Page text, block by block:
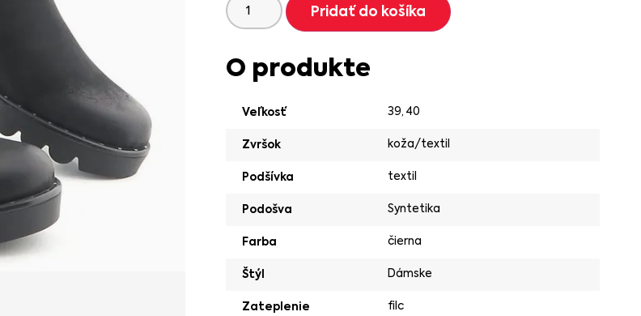
Pridať do košíka
O produkte
Veľkosť 39,40
Zvršok koža/textil
Podšívka textil
Podošva Syntetika
Farba čierna
Štýl Dámske
Zateplenie filc